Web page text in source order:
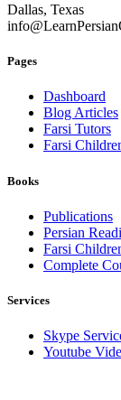
Dallas, Texas
Pages
Dashboard
Blog Articles
Farsi Tutors
Farsi
Books
Publications
Persian
Farsi
Complete
Services
Skype
Youtube